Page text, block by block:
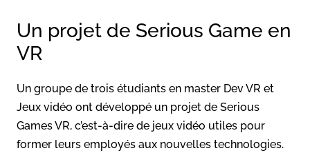
Un projet de Serious Game en
VR
Un groupe de trois étudiants en master Dev VR et
Jeux vidéo ont développé un projet de Serious
Games VR, c’est-à-dire de jeux vidéo utiles pour
former leurs employés aux nouvelles technologies.